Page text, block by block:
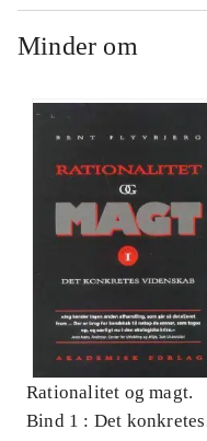
Minder om
Rationalitet og magt.
Bind 1 : Det konkretes